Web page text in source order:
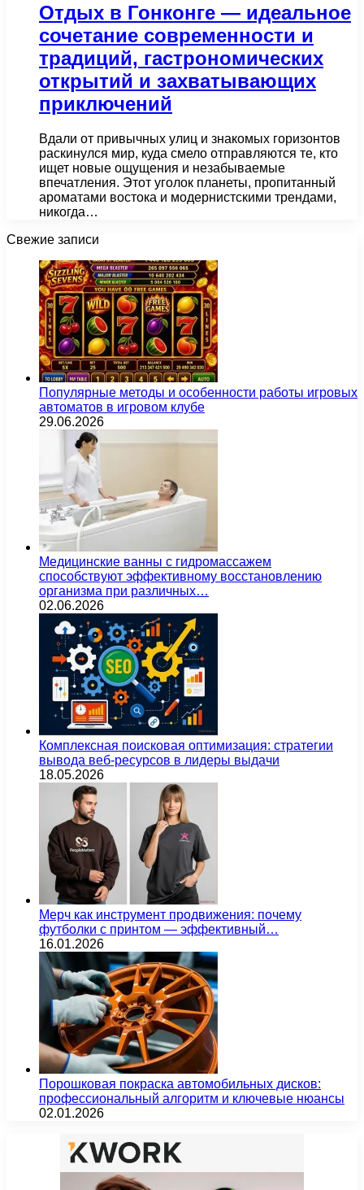
Отдых в Гонконге — идеальное
сочетание современности и
традиций, гастрономических
открытий и захватывающих
приключений
Вдали от привычных улиц и знакомых горизонтов
раскинулся мир, куда смело отправляются те, кто
ищет новые ощущения и незабываемые
впечатления. Этот уголок планеты, пропитанный
ароматами востока и модернистскими трендами,
никогда…
Свежие записи
Популярные методы и особенности работы игровых
автоматов в игровом клубе
29.06.2026
Медицинские ванны с гидромассажем
способствуют эффективному восстановлению
организма при различных…
02.06.2026
Комплексная поисковая оптимизация: стратегии
вывода веб-ресурсов в лидеры выдачи
18.05.2026
Мерч как инструмент продвижения: почему
футболки с принтом — эффективный…
16.01.2026
Порошковая покраска автомобильных дисков:
профессиональный алгоритм и ключевые нюансы
02.01.2026